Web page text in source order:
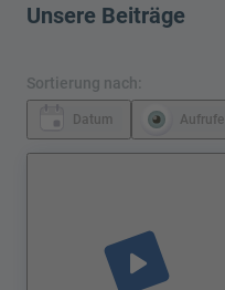
Unsere Beiträge
Sortierung nach:
Datum Aufrufe
play_arrow